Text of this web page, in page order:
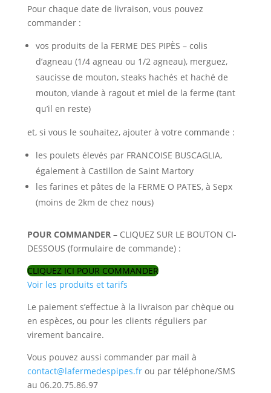
Pour chaque date de livraison, vous pouvez
commander :
vos produits de la FERME DES PIPÈS – colis
d’agneau (1/4 agneau ou 1/2 agneau), merguez,
saucisse de mouton, steaks hachés et haché de
mouton, viande à ragout et miel de la ferme (tant
qu’il en reste)
et, si vous le souhaitez, ajouter à votre commande :
les poulets élevés par FRANCOISE BUSCAGLIA,
également à Castillon de Saint Martory
les farines et pâtes de la FERME O PATES, à Sepx
(moins de 2km de chez nous)
POUR COMMANDER – CLIQUEZ SUR LE BOUTON CI-
DESSOUS (formulaire de commande) :
CLIQUEZ ICI POUR COMMANDER
Voir les produits et tarifs
Le paiement s’effectue à la livraison par chèque ou
en espèces, ou pour les clients réguliers par
virement bancaire.
Vous pouvez aussi commander par mail à
contact@lafermedespipes.frou par téléphone/SMS
au 06.20.75.86.97